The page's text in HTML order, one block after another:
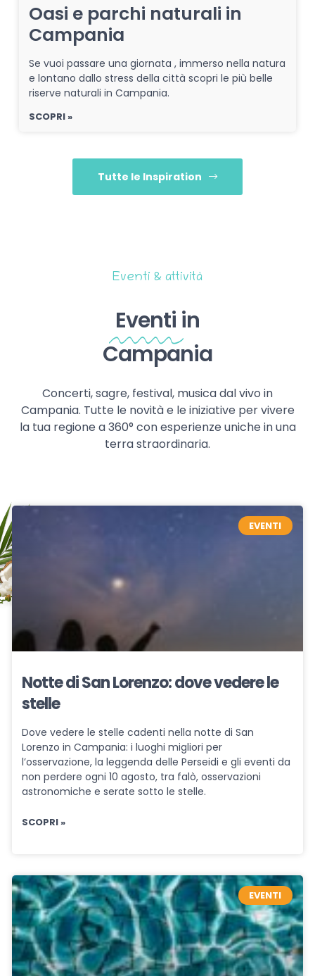
Oasi e parchi naturali in
Campania
Se vuoi passare una giornata , immerso nella natura
e lontano dallo stress della città scopri le più belle
riserve naturali in Campania.
SCOPRI »
Tutte le Inspiration
Eventi & attività
Eventi in
Campania
Concerti, sagre, festival, musica dal vivo in
Campania. Tutte le novità e le iniziative per vivere
la tua regione a 360° con esperienze uniche in una
terra straordinaria.
EVENTI
Notte di San Lorenzo: dove vedere le
stelle
Dove vedere le stelle cadenti nella notte di San
Lorenzo in Campania: i luoghi migliori per
l’osservazione, la leggenda delle Perseidi e gli eventi da
non perdere ogni 10 agosto, tra falò, osservazioni
astronomiche e serate sotto le stelle.
SCOPRI »
EVENTI